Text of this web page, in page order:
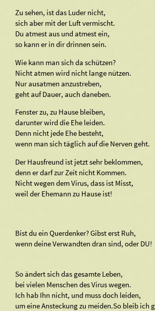
Zu sehen, ist das Luder nicht,
sich aber mit der Luft vermischt.
Du atmest aus und atmest ein,
so kann er in dir drinnen sein.
Wie kann man sich da schützen?
Nicht atmen wird nicht lange nützen.
Nur ausatmen anzustreben,
geht auf Dauer, auch daneben.
Fenster zu, zu Hause bleiben,
darunter wird die Ehe leiden.
Denn nicht jede Ehe besteht,
wenn man sich täglich auf die Nerven geht.
Der Hausfreund ist jetzt sehr beklommen,
denn er darf zur Zeit nicht Kommen.
Nicht wegen dem Virus, dass ist Misst,
weil der Ehemann zu Hause ist!
Bist du ein Querdenker? Gibst erst Ruh,
wenn deine Verwandten dran sind, oder DU!
So ändert sich das gesamte Leben,
bei vielen Menschen des Virus wegen.
Ich hab Ihn nicht, und muss doch leiden,
um eine Ansteckung zu meiden.So bleib ich